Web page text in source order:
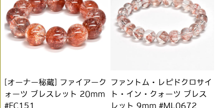
[オーナー秘蔵] ファイアーク
ォーツ ブレスレット 20mm
#FC151
ファントム・レピドクロサイ
ト・イン・クォーツ ブレス
レット 9mm #ML0672